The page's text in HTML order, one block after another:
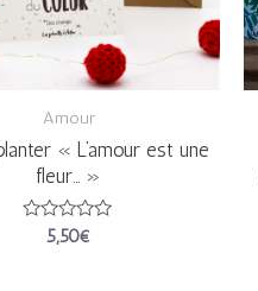
Amour
« L’amour est une
fleur… »
Note5,50€